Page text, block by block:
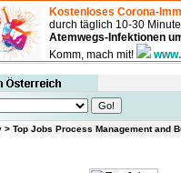
Kostenloses Corona-
durch täglich 10-30
Atemwegs-Infektionen
Komm, mach mit!
> Top Jobs Process Management and